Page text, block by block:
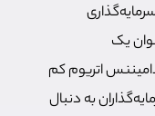
یک
اتریوم کم
به دنبال